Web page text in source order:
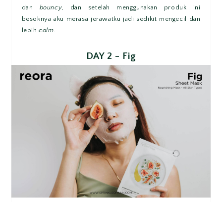
dan bouncy , dan setelah menggunakan produk ini
besoknya aku merasa jerawatku jadi sedikit mengecil dan
lebihcalm
DAY 2 - Fig